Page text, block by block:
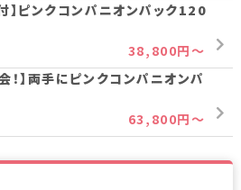
】ピンクコンパニオンパック120
38,800円～
！】両手にピンクコンパニオンパ
63,800円～